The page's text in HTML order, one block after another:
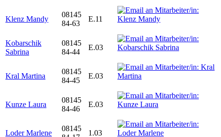
Klenz Mandy
08145
84-63
E.11
Kobarschik
Sabrina
08145
84-44
E.03
Kral Martina
08145
84-45
E.03
Kunze Laura
08145
84-46
E.03
Loder Marlene
08145
1.03